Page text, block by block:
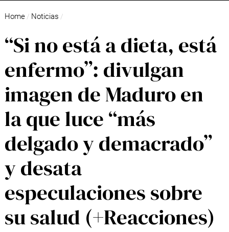
Home / Noticias /
“Si no está a dieta, está
enfermo”: divulgan
imagen de Maduro en
la que luce “más
delgado y demacrado”
y desata
especulaciones sobre
su salud (+Reacciones)